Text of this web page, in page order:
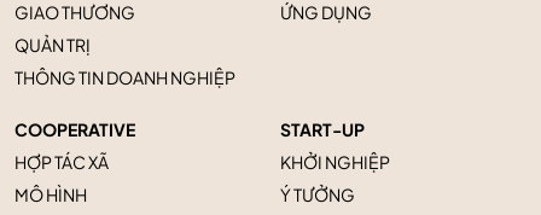
GIAO THƯƠNG
QUẢN TRỊ
THÔNG TIN DOANH NGHIỆP
ỨNG DỤNG
COOPERATIVE
HỢP TÁC XÃ
MÔ HÌNH
START-UP
KHỞI NGHIỆP
Ý TƯỞNG